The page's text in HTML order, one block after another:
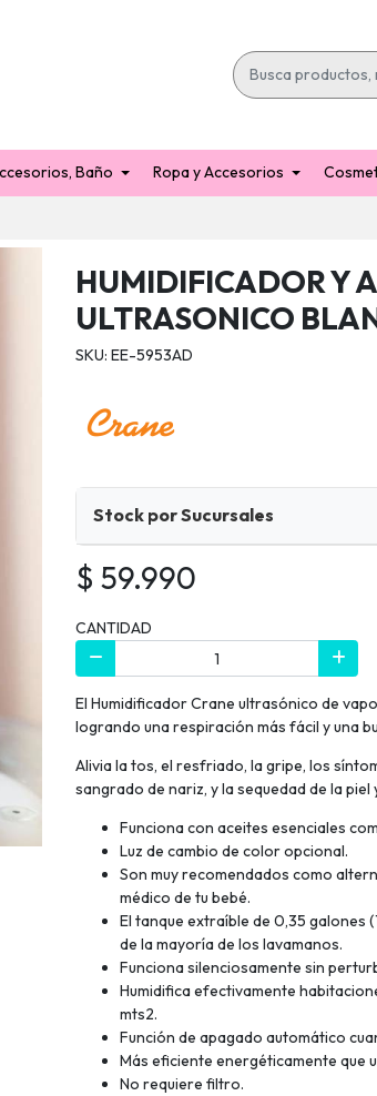
Baño Ropa y Accesorios
HUMIDIFICADOR Y
ULTRASONICO
SKU: EE-5953AD
Stock por Sucursales
$ 59.990
CANTIDAD
El Humidificador Crane ultrasónico de
logrando una respiración más fácil y una
Alivia la tos, el resfriado, la gripe, los
sangrado de nariz, y la sequedad de la piel
Funciona con aceites esenciales
Luz de cambio de color opcional.
Son muy recomendados como
médico de tu bebé.
El tanque extraíble de 0,35 galones
de la mayoría de los lavamanos.
Funciona silenciosamente sin
Humidifica efectivamente
mts2.
Función de apagado automático
Más eficiente energéticamente que
No requiere filtro.